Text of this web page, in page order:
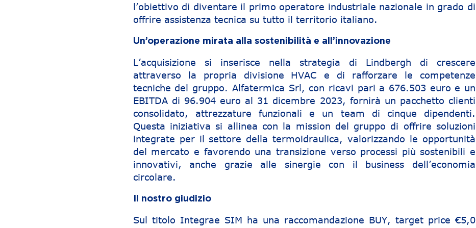
l’obiettivo di diventare il primo operatore industriale nazionale in grado di
offrire assistenza tecnica su tutto il territorio italiano.
Un’operazione mirata alla sostenibilità e all’innovazione
L’acquisizione si inserisce nella strategia di Lindbergh di crescere
attraverso la propria divisione HVAC e di rafforzare le competenze
tecniche del gruppo. Alfatermica Srl, con ricavi pari a 676.503 euro e un
EBITDA di 96.904 euro al 31 dicembre 2023, fornirà un pacchetto clienti
consolidato, attrezzature funzionali e un team di cinque dipendenti.
Questa iniziativa si allinea con la mission del gruppo di offrire soluzioni
integrate per il settore della termoidraulica, valorizzando le opportunità
del mercato e favorendo una transizione verso processi più sostenibili e
innovativi, anche grazie alle sinergie con il business dell’economia
circolare.
Il nostro giudizio
Sul titolo Integrae SIM ha una raccomandazione BUY, target price €5,0